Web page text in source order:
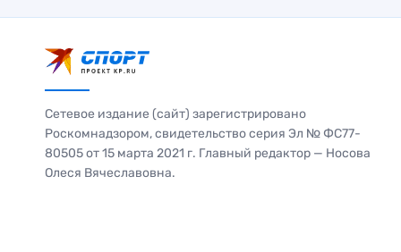
Сетевое издание (сайт) зарегистрировано
Роскомнадзором, свидетельство серия Эл № ФС77-
80505 от 15 марта 2021 г. Главный редактор — Носова
Олеся Вячеславовна.